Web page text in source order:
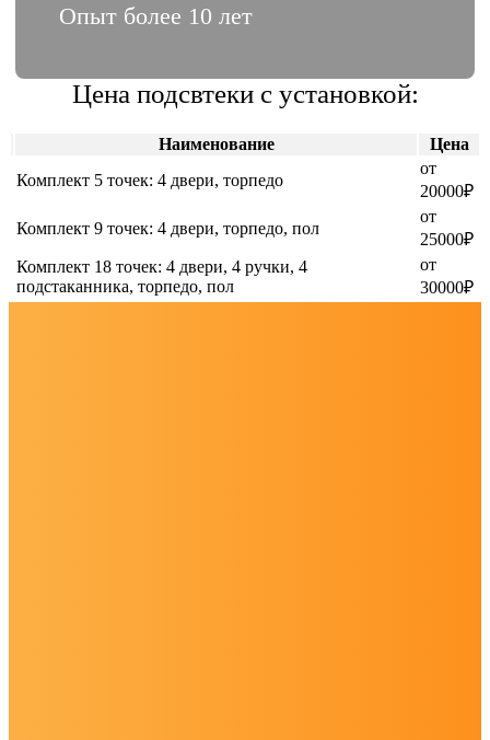
Опыт более 10 лет
Цена подсвтеки с установкой:
Наименование
Цена
Комплект 5 точек: 4 двери, торпедо
от
20000₽
Комплект 9 точек: 4 двери, торпедо, пол
от
25000₽
Комплект 18 точек: 4 двери, 4 ручки, 4
подстаканника, торпедо, пол
от
30000₽